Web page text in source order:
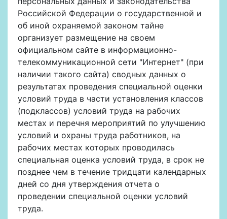
Российской Федерации о государственной и
об иной охраняемой законом тайне
организует размещение на своем
официальном сайте в информационно-
телекоммуникационной сети "Интернет" (при
наличии такого сайта) сводных данных о
результатах проведения специальной оценки
условий труда в части установления классов
(подклассов) условий труда на рабочих
местах и перечня мероприятий по улучшению
условий и охраны труда работников, на
рабочих местах которых проводилась
специальная оценка условий труда, в срок не
позднее чем в течение тридцати календарных
дней со дня утверждения отчета о
проведении специальной оценки условий
труда.